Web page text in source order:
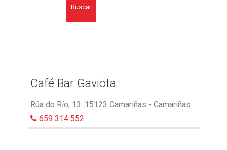
Buscar
Café Bar Gaviota
Rúa do Río, 13. 15123 Camariñas - Camariñas
659 314 552